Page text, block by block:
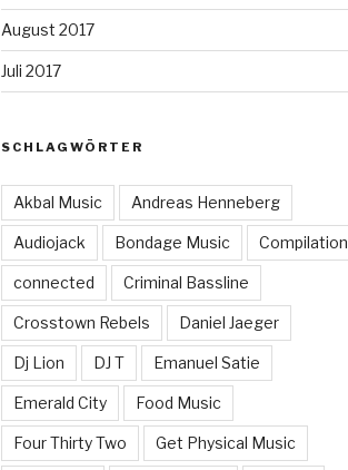
August 2017
Juli 2017
SCHLAGWÖRTER
Akbal Music Andreas Henneberg
Audiojack Bondage Music Compilation
connected Criminal Bassline
Crosstown Rebels Daniel Jaeger
Dj Lion DJ T Emanuel Satie
Emerald City Food Music
Four Thirty Two Get Physical Music